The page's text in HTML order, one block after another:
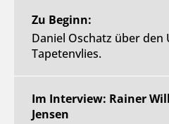
Zu Beginn:
Daniel Oschatz über den
Tapetenvlies.
Im Interview: Rainer
Jensen